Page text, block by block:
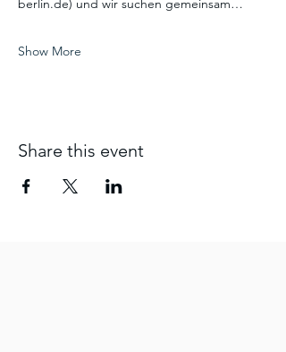
berlin.de) und wir suchen gemeinsam…
Show More
Share this event